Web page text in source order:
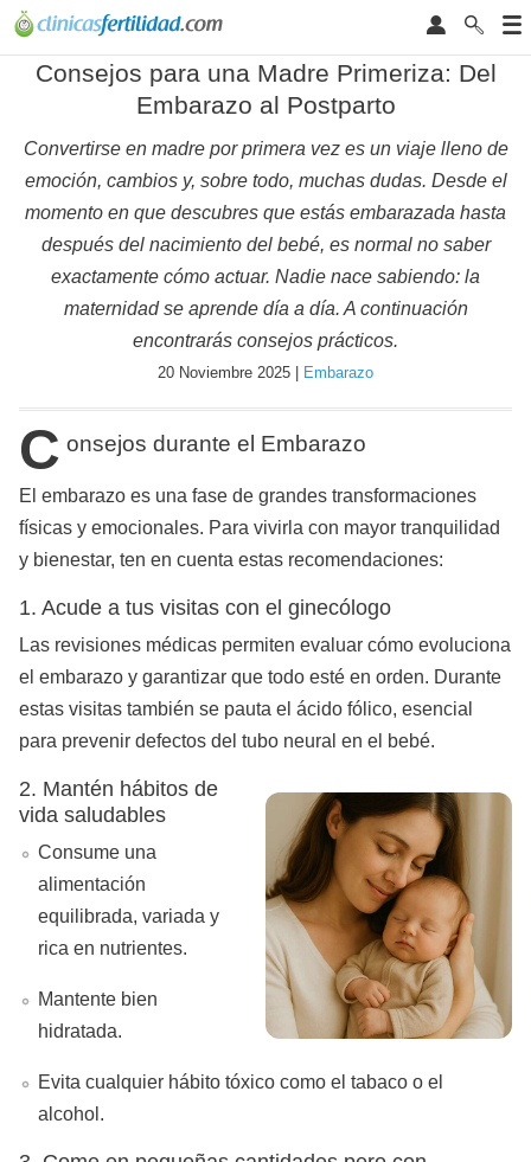
Consejos para una Madre Primeriza: Del
Embarazo al Postparto
Convertirse en madre por primera vez es un viaje lleno de
emoción, cambios y, sobre todo, muchas dudas. Desde el
momento en que descubres que estás embarazada hasta
después del nacimiento del bebé, es normal no saber
exactamente cómo actuar. Nadie nace sabiendo: la
maternidad se aprende día a día. A continuación
encontrarás consejos prácticos.
20 Noviembre 2025 | Embarazo
C onsejos durante el Embarazo
El embarazo es una fase de grandes transformaciones
físicas y emocionales. Para vivirla con mayor tranquilidad
y bienestar, ten en cuenta estas recomendaciones:
1. Acude a tus visitas con el ginecólogo
Las revisiones médicas permiten evaluar cómo evoluciona
el embarazo y garantizar que todo esté en orden. Durante
estas visitas también se pauta el ácido fólico, esencial
para prevenir defectos del tubo neural en el bebé.
2. Mantén hábitos de
vida saludables
Consume una
alimentación
equilibrada, variada y
rica en nutrientes.
Mantente bien
hidratada.
Evita cualquier hábito tóxico como el tabaco o el
alcohol.